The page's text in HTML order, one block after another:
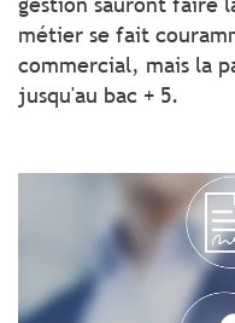
métier se fait
commercial, mais la
jusqu'au bac + 5.